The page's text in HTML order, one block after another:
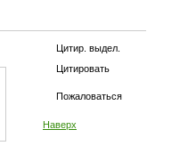
Цитир. выдел.
Цитировать
Пожаловаться
Наверх